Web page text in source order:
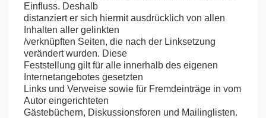
Einfluss. Deshalb
distanziert er sich hiermit ausdrücklich von allen
Inhalten aller gelinkten
/verknüpften Seiten, die nach der Linksetzung
verändert wurden. Diese
Feststellung gilt für alle innerhalb des eigenen
Internetangebotes gesetzten
Links und Verweise sowie für Fremdeinträge in vom
Autor eingerichteten
Gästebüchern, Diskussionsforen und Mailinglisten.